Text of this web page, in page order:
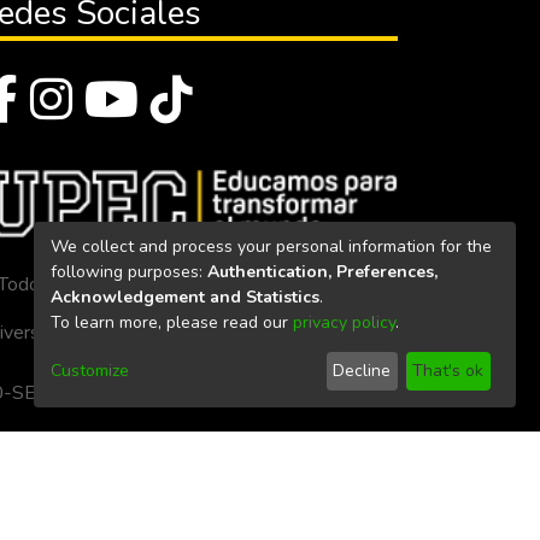
Sociales
los derechos reservados 2023
Politécnica Estatal del Carchi
SE-33-CACES-2020
We collect and process your personal information for the
following purposes: Authentication, Preferences,
Acknowledgement and Statistics.
To learn more, please read our privacy policy.
Customize Decline That's ok